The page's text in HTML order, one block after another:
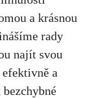
a krásnou
rady
najít svou
a